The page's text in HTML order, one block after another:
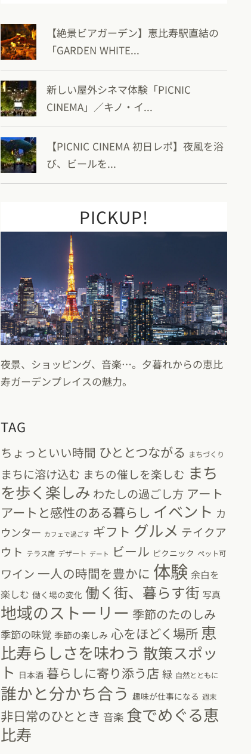
【絶景ビアガーデン】恵比寿駅直結の
「GARDEN WHITE...
新しい屋外シネマ体験「PICNIC
CINEMA」／キノ・イ...
【PICNIC CINEMA 初日レポ】夜風を浴
び、ビールを...
PICKUP!
夜景、ショッピング、音楽…。夕暮れからの恵比
寿ガーデンプレイスの魅力。
TAG
ちょっといい時間 ひととつながる まちづくり
まちに溶け込む まちの催しを楽しむ まち
を歩く楽しみ わたしの過ごし方 アート
アートと感性のある暮らし イベント カ
ウンター カフェで過ごす ギフト グルメ テイクア
ウト テラス席 デザート デート ビール ピクニック ペット可
ワイン 一人の時間を豊かに 体験 余白を
楽しむ 働く場の変化 働く街、暮らす街 写真
地域のストーリー 季節のたのしみ
季節の味覚 季節の楽しみ 心をほどく場所 恵
比寿らしさを味わう 散策スポッ
ト 日本酒 暮らしに寄り添う店 緑 自然とともに
誰かと分かち合う 趣味が仕事になる 週末
非日常のひととき 音楽 食でめぐる恵
比寿